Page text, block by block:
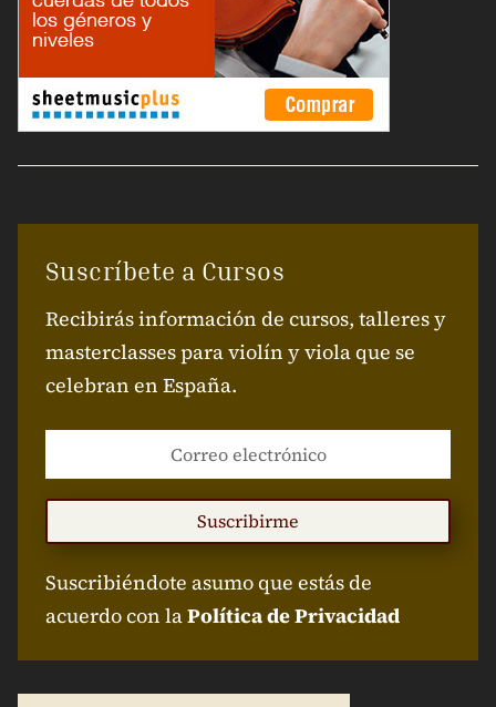
Suscríbete a Cursos
Recibirás información de cursos, talleres y
masterclasses para violín y viola que se
celebran en España.
Suscribirme
Suscribiéndote asumo que estás de
acuerdo con laPolítica de Privacidad